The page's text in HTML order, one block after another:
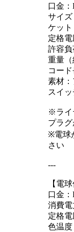
口金：
サイズ
ケット
定格
許容負
重量（
コー
素材：
スイ
※ライ
プラグ
※電球
さい
---
【電
口金：
消費
定格電
色温